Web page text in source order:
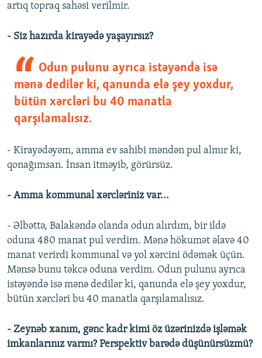
artıq topraq sahəsi verilmir.
- Siz hazırda kirayədə yaşayırsız?
Odun pulunu ayrıca istəyəndə isə
mənə dedilər ki, qanunda elə şey yoxdur,
bütün xərcləri bu 40 manatla
qarşılamalısız.
- Kirayədəyəm, amma ev sahibi məndən pul almır ki,
qonağımsan. İnsan itməyib, görürsüz.
- Amma kommunal xərcləriniz var...
- Əlbəttə, Balakəndə olanda odun alırdım, bir ildə
oduna 480 manat pul verdim. Mənə hökumət əlavə 40
manat verirdi kommunal və yol xərcini ödəmək üçün.
Mənsə bunu təkcə oduna verdim. Odun pulunu ayrıca
istəyəndə isə mənə dedilər ki, qanunda elə şey yoxdur,
bütün xərcləri bu 40 manatla qarşılamalısız.
- Zeynəb xanım, gənc kadr kimi öz üzərinizdə işləmək
imkanlarınız varmı? Perspektiv barədə düşünürsüzmü?